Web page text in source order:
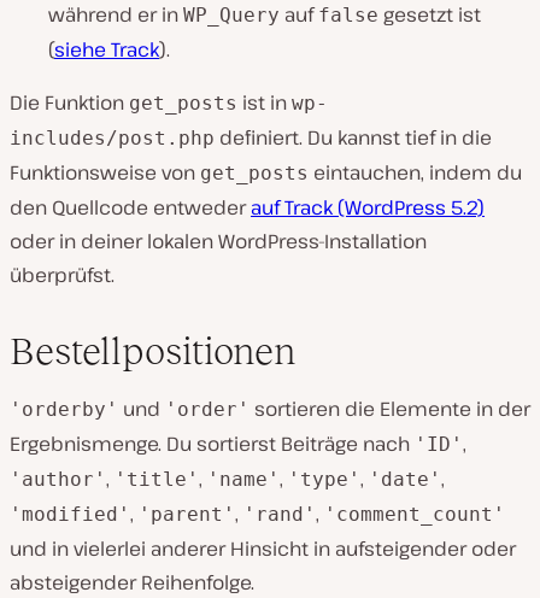
während er in WP_Query auffalse gesetzt ist
(siehe Track).
Die Funktion get_posts ist in wp-
includes/post.php definiert. Du kannst tief in die
Funktionsweise von get_posts eintauchen, indem du
den Quellcode entwederauf Track (WordPress 5.2)
oder in deiner lokalen WordPress-Installation
überprüfst.
Bestellpositionen
'orderby' und 'order' sortieren die Elemente in der
Ergebnismenge. Du sortierst Beiträge nach 'ID' ,
'author' , 'title' , 'name' , 'type' , 'date' ,
'modified' , 'parent' , 'rand' , 'comment_count'
und in vielerlei anderer Hinsicht in aufsteigender oder
absteigender Reihenfolge.